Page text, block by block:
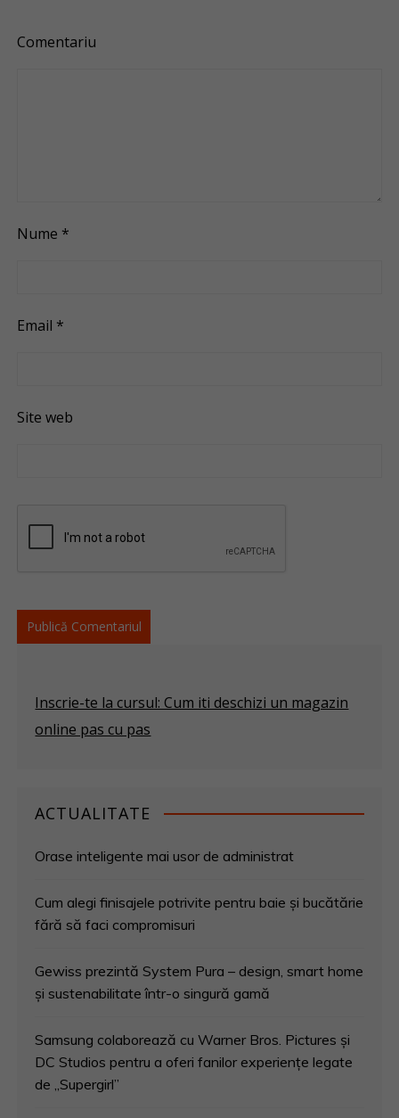
Comentariu
Nume *
Email *
Site web
Inscrie-te la cursul: Cum iti deschizi un magazin
online pas cu pas
ACTUALITATE
Orase inteligente mai usor de administrat
Cum alegi finisajele potrivite pentru baie și bucătărie
fără să faci compromisuri
Gewiss prezintă System Pura – design, smart home
și sustenabilitate într-o singură gamă
Samsung colaborează cu Warner Bros. Pictures și
DC Studios pentru a oferi fanilor experiențe legate
de „Supergirl”